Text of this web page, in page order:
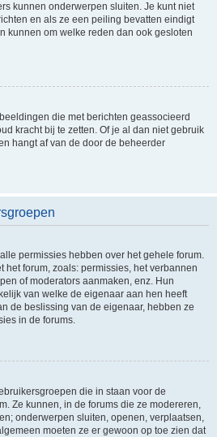
kunnen onderwerpen sluiten. Je kunt niet
en als ze een peiling bevatten eindigt
kunnen om welke reden dan ook gesloten
die met berichten geassocieerd
kracht bij te zetten. Of je al dan niet gebruik
hangt af van de door de beheerder
permissies hebben over het gehele forum.
het forum, zoals: permissies, het verbannen
of moderators aanmaken, enz. Hun
van welke de eigenaar aan hen heeft
de beslissing van de eigenaar, hebben ze
in de forums.
die in staan voor de
Ze kunnen, in de forums die ze modereren,
onderwerpen sluiten, openen, verplaatsen,
moeten ze er gewoon op toe zien dat